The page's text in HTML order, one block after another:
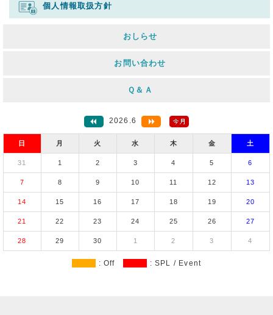
個人情報取扱方針
おしらせ
お問い合わせ
Ｑ＆Ａ
2026.6
日 月 火 水 木 金 土
31 1 2 3 4 5 6
7 8 9 10 11 12 13
14 15 16 17 18 19 20
21 22 23 24 25 26 27
28 29 30 1 2 3 4
: Off : SPL / Event